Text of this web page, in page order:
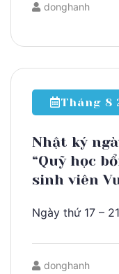
donghanh
Tháng 8
Nhật ký
“Quỹ học
sinh viên
Ngày thứ 17 –
donghanh